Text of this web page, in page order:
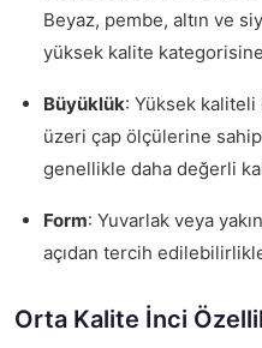
Beyaz, pembe, altın ve
yüksek kalite
Büyüklük: Yüksek
üzeri çap ölçülerine
genellikle daha değerli
Form: Yuvarlak veya
açıdan tercih
Orta Kalite İnci